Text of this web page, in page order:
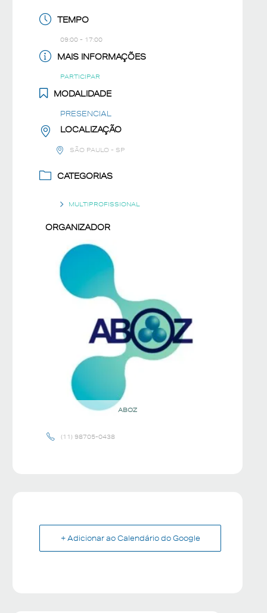
TEMPO
09:00 - 17:00
MAIS INFORMAÇÕES
PARTICIPAR
MODALIDADE
PRESENCIAL
LOCALIZAÇÃO
SÃO PAULO - SP
CATEGORIAS
MULTIPROFISSIONAL
ORGANIZADOR
ABOZ
(11) 98705-0438
+ Adicionar ao Calendário do Google